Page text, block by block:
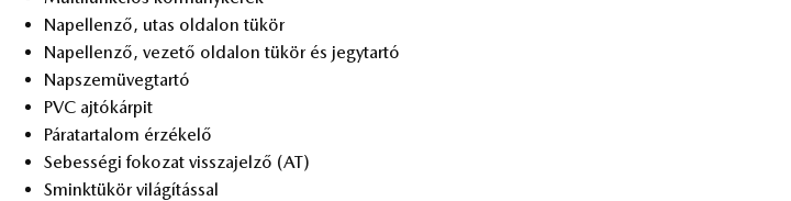
Nap­el­len­ző, utas ol­da­lon tü­kör
Nap­el­len­ző, ve­ze­tő ol­da­lon tü­kör és jegy­tar­tó
Nap­szem­üveg­tar­tó
PVC aj­tó­kár­pit
Pá­ra­tar­ta­lom ér­zé­ke­lő
Se­bes­sé­gi fo­ko­zat vissza­jel­ző (AT)
Smink­tü­kör vi­lá­gí­tás­sal